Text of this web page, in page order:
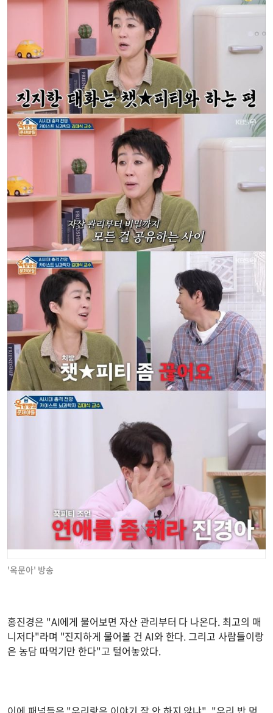
'옥문아' 방송
홍진경은 "AI에게 물어보면 자산 관리부터 다 나온다. 최고의 매
니저다"라며 "진지하게 물어볼 건 AI와 한다. 그리고 사람들이랑
은 농담 따먹기만 한다"고 털어놓았다.